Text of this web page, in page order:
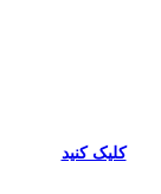
کلیک کنید